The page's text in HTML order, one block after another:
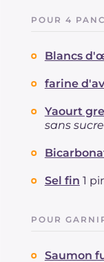
POUR 4
Blancs
farine
Yaourt
sans
Sel fin 1
POUR
Saumon